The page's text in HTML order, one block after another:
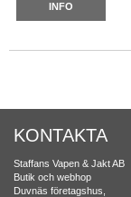
INFO
KONTAKTA
Staffans Vapen & Jakt AB
Butik och webhop
Duvnäs företagshus,